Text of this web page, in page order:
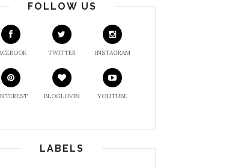
FOLLOW US
TWITTER INSTAGRAM
BLOGLOVIN YOUTUBE
LABELS